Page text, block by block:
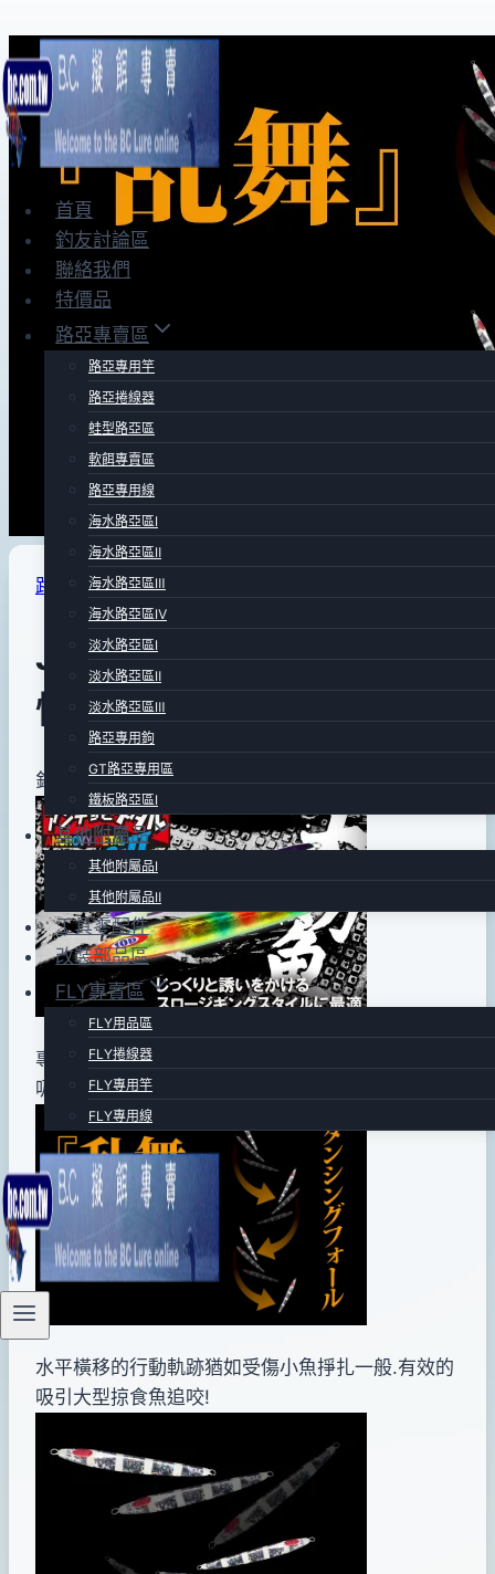
Skip
to
content
首頁
釣友討論區
聯絡我們
特價品
路亞專賣區
路亞專用竿
路亞捲線器
蛙型路亞區
軟餌專賣區
路亞專用線
海水路亞區Ⅰ
海水路亞區Ⅱ
海水路亞區Ⅲ
海水路亞區Ⅳ
淡水路亞區Ⅰ
淡水路亞區Ⅱ
淡水路亞區Ⅲ
路亞專用鉤
GT路亞專用區
鐵板路亞區Ⅰ
其他附屬品
其他附屬品Ⅰ
其他附屬品Ⅱ
工具零配件
改裝部品區
FLY專賣區
FLY用品區
FLY捲線器
FLY專用竿
FLY專用線
路亞專賣區|鐵板路亞區Ⅱ
JACKALL Type II 長板SJ
慢速鐵板
By
pro-
shop
2016
年
10
月
19
日
2016
12
月
06
日
針對太刀.土魠專用長板SJ 鐵板台灣海域適用!
專門設計流強時使用.以及獨特~ “亂舞”的泳姿特別
吸引大型土魠.白帶魚的青睞
水平橫移的行動軌跡猶如受傷小魚掙扎一般.有效的
吸引大型掠食魚追咬!